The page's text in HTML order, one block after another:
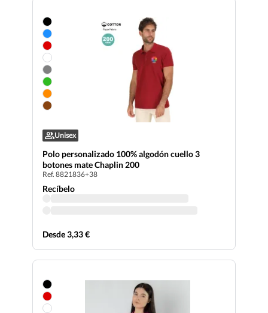
Unisex
Polo personalizado 100% algodón cuello 3
botones mate Chaplin 200
Ref. 8821836+38
Recíbelo
Desde 3,33 €